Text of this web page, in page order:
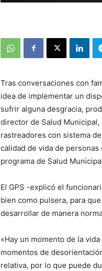
Tras conversaciones con
idea de implementar un
sufrir alguna desgracia,
director de Salud
rastreadores con sistema
calidad de vida de
programa de Salud
El GPS -explicó el
bien como pulsera, para
desarrollar de manera
«Hay un momento de la
momentos de
relativa, por lo que puede